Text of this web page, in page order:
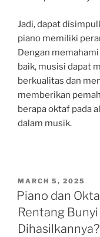
Jadi, dapat
piano memiliki
Dengan
baik, musisi dapat
berkualitas dan
memberikan
berapa oktaf pada
dalam musik.
POSTED
ON
MARCH 5, 2025
Piano dan
Rentang
Dihasilkannya?